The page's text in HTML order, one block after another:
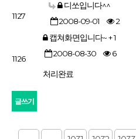
1127
디쏘입니다^^
2008-09-01
2
1126
캡쳐화면입니다~+ 1
2008-08-30
6
처리완료
글쓰기